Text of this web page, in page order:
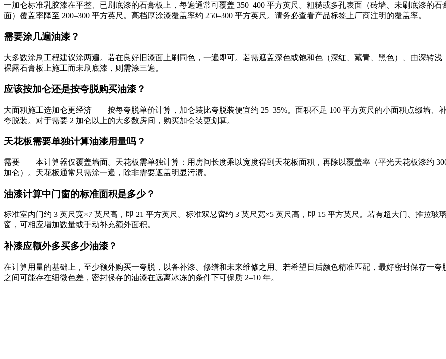
一加仑标准乳胶漆在平整、已刷底漆的石膏板上，每遍通常可覆盖 350–400 平方英尺。粗糙或多孔表面（砖墙、未刷底漆的石
面）覆盖率降至 200–300 平方英尺。高档厚涂漆覆盖率约 250–300 平方英尺。请务必查看产品标签上厂商注明的覆盖率。
需要涂几遍油漆？
大多数涂刷工程建议涂两遍。若在良好旧漆面上刷同色，一遍即可。若需遮盖深色或饱和色（深红、藏青、黑色）、由深转浅
裸露石膏板上施工而未刷底漆，则需涂三遍。
应该按加仑还是按夸脱购买油漆？
大面积施工选加仑更经济——按每夸脱单价计算，加仑装比夸脱装便宜约 25–35%。面积不足 100 平方英尺的小面积点缀墙、
夸脱装。对于需要 2 加仑以上的大多数房间，购买加仑装更划算。
天花板需要单独计算油漆用量吗？
需要——本计算器仅覆盖墙面。天花板需单独计算：用房间长度乘以宽度得到天花板面积，再除以覆盖率（平光天花板漆约
加仑）。天花板通常只需涂一遍，除非需要遮盖明显污渍。
油漆计算中门窗的标准面积是多少？
标准室内门约 3 英尺宽×7 英尺高，即 21 平方英尺。标准双悬窗约 3 英尺宽×5 英尺高，即 15 平方英尺。若有超大门、推拉玻
窗，可相应增加数量或手动补充额外面积。
补漆应额外多买多少油漆？
在计算用量的基础上，至少额外购买一夸脱，以备补漆、修缮和未来维修之用。若希望日后颜色精准匹配，最好密封保存一
之间可能存在细微色差，密封保存的油漆在远离冰冻的条件下可保质 2–10 年。